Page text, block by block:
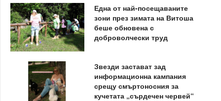
Една от най-посещаваните
зони през зимата на Витоша
беше обновена с
доброволчески труд
Звезди застават зад
информационна кампания
срещу смъртоносния за
кучетата „сърдечен червей“